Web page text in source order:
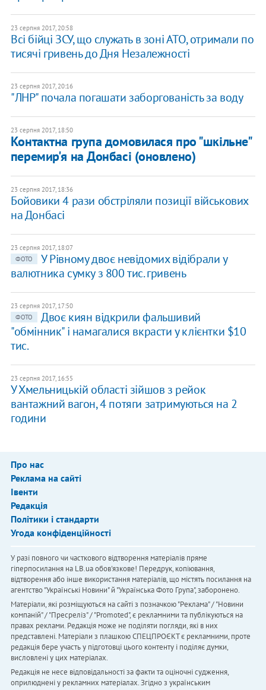
23 серпня 2017, 20:58
Всі бійці ЗСУ, що служать в зоні АТО, отримали по
тисячі гривень до Дня Незалежності
23 серпня 2017, 20:16
"ЛНР" почала погашати заборгованість за воду
23 серпня 2017, 18:50
Контактна група домовилася про "шкільне"
перемир'я на Донбасі (оновлено)
23 серпня 2017, 18:36
Бойовики 4 рази обстріляли позиції військових
на Донбасі
23 серпня 2017, 18:07
ФОТО
У Рівному двоє невідомих відібрали у
валютника сумку з 800 тис. гривень
23 серпня 2017, 17:50
ФОТО
Двоє киян відкрили фальшивий
"обмінник" і намагалися вкрасти у клієнтки $10
тис.
23 серпня 2017, 16:55
У Хмельницькій області зійшов з рейок
вантажний вагон, 4 потяги затримуються на 2
години
Про нас
Реклама на сайті
Івенти
Редакція
Політики і стандарти
Угода конфіденційності
У разі повного чи часткового відтворення матеріалів пряме
гіперпосилання на LB.ua обов'язкове! Передрук, копіювання,
відтворення або інше використання матеріалів, що містять посилання на
агентство "Українськi Новини" й "Українська Фото Група", заборонено.
Матеріали, які розміщуються на сайті з позначкою "Реклама" / "Новини
компаній" / "Пресреліз" / "Promoted", є рекламними та публікуються на
правах реклами. Редакція може не поділяти погляди, які в них
представлені. Матеріали з плашкою СПЕЦПРОЄКТ є рекламними, проте
редакція бере участь у підготовці цього контенту і поділяє думки,
висловлені у цих матеріалах.
Редакція не несе відповідальності за факти та оціночні судження,
оприлюднені у рекламних матеріалах. Згідно з українським